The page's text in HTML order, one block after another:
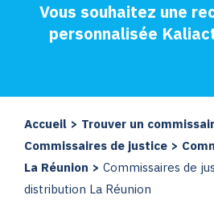
Vous souhaitez une
personnalisée
Accueil > Trouver un
Commissaires de justice >
La Réunion > Commissaires de
distribution La Réunion